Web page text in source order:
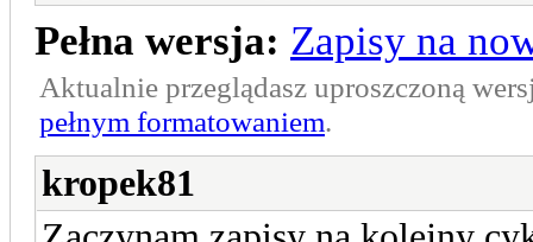
Pełna wersja: Zapisy na
Aktualnie przeglądasz uproszczoną
pełnym formatowaniem.
kropek81